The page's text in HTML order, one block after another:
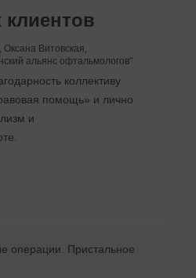
Витовская,
альянс офтальмологов"
коллективу
помощь» и лично
и
операции. Пристальное